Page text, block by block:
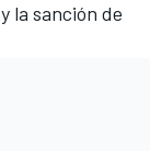
la sanción de